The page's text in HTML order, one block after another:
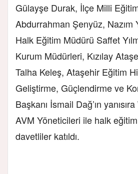
Gülayşe Durak, İlçe Milli
Abdurrahman Şenyüz, Nazım
Halk Eğitim Müdürü Saffet
Kurum Müdürleri, Kızılay
Talha Keleş, Ataşehir Eğitim
Geliştirme, Güçlendirme ve
Başkanı İsmail Dağ’ın
AVM Yöneticileri ile halk
davetliler katıldı.